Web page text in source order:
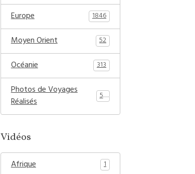
Europe 1846
Moyen Orient 52
Océanie 313
Photos de Voyages
Réalisés
54
Vidéos
Afrique 1